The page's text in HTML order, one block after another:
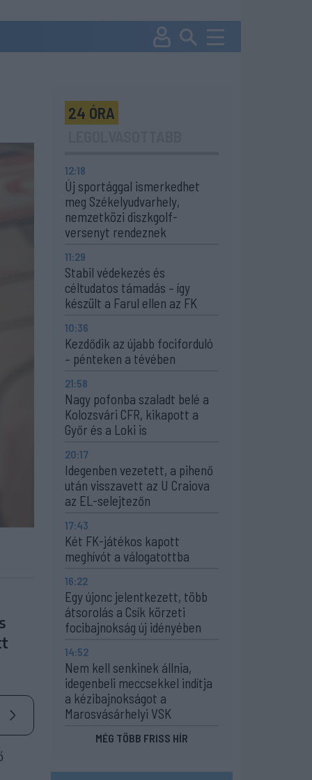
24 ÓRA
12:18
Új sportággal ismerkedhet
meg Székelyudvarhely,
nemzetközi diszkgolf-
versenyt rendeznek
11:29
Stabil védekezés és
céltudatos támadás – így
készült a Farul ellen az FK
10:36
Kezdődik az újabb fociforduló
– pénteken a tévében
21:58
Nagy pofonba szaladt belé a
Kolozsvári CFR, kikapott a
Győr és a Loki is
20:17
Idegenben vezetett, a pihenő
után visszavett az U Craiova
az EL-selejtezőn
17:43
Két FK-játékos kapott
meghívót a válogatottba
16:22
Egy újonc jelentkezett, több
átsorolás a Csík körzeti
focibajnokság új idényében
14:52
Nem kell senkinek állnia,
idegenbeli meccsekkel indítja
a kézibajnokságot a
Marosvásárhelyi VSK
MÉG TÖBB FRISS HÍR